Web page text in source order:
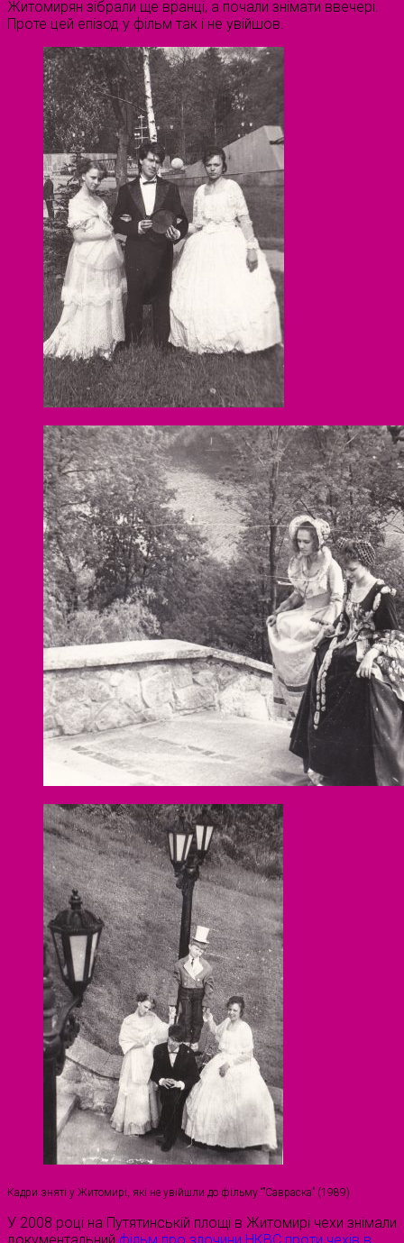
Житомирян зібрали ще вранці, а почали знімати ввечері.
Проте цей епізод у фільм так і не увійшов.
Кадри зняті у Житомирі, які не увійшли до фільму “”Савраска” (1989)
У 2008 році на Путятинській площі в Житомирі чехи знімали